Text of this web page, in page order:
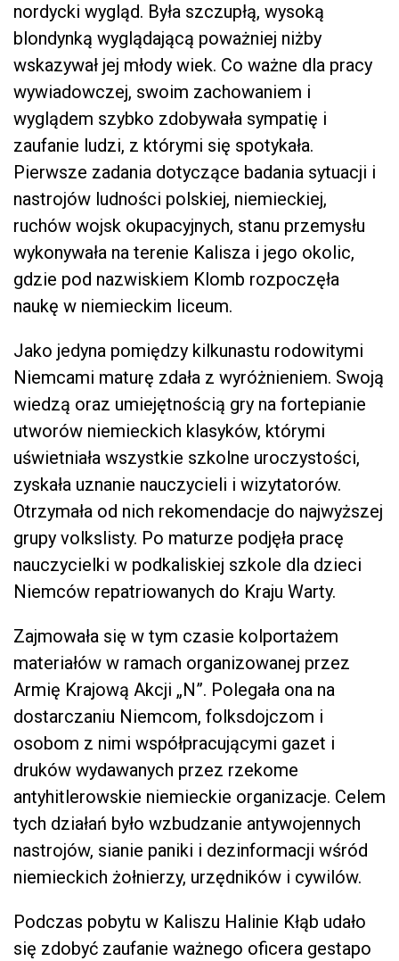
nordycki wygląd. Była szczupłą, wysoką
blondynką wyglądającą poważniej niżby
wskazywał jej młody wiek. Co ważne dla pracy
wywiadowczej, swoim zachowaniem i
wyglądem szybko zdobywała sympatię i
zaufanie ludzi, z którymi się spotykała.
Pierwsze zadania dotyczące badania sytuacji i
nastrojów ludności polskiej, niemieckiej,
ruchów wojsk okupacyjnych, stanu przemysłu
wykonywała na terenie Kalisza i jego okolic,
gdzie pod nazwiskiem Klomb rozpoczęła
naukę w niemieckim liceum.
Jako jedyna pomiędzy kilkunastu rodowitymi
Niemcami maturę zdała z wyróżnieniem. Swoją
wiedzą oraz umiejętnością gry na fortepianie
utworów niemieckich klasyków, którymi
uświetniała wszystkie szkolne uroczystości,
zyskała uznanie nauczycieli i wizytatorów.
Otrzymała od nich rekomendacje do najwyższej
grupy volkslisty. Po maturze podjęła pracę
nauczycielki w podkaliskiej szkole dla dzieci
Niemców repatriowanych do Kraju Warty.
Zajmowała się w tym czasie kolportażem
materiałów w ramach organizowanej przez
Armię Krajową Akcji „N”. Polegała ona na
dostarczaniu Niemcom, folksdojczom i
osobom z nimi współpracującymi gazet i
druków wydawanych przez rzekome
antyhitlerowskie niemieckie organizacje. Celem
tych działań było wzbudzanie antywojennych
nastrojów, sianie paniki i dezinformacji wśród
niemieckich żołnierzy, urzędników i cywilów.
Podczas pobytu w Kaliszu Halinie Kłąb udało
się zdobyć zaufanie ważnego oficera gestapo